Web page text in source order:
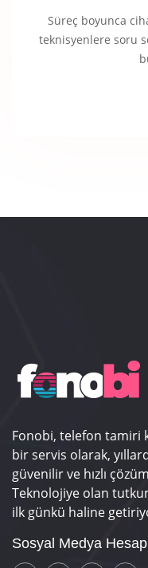
Süreç boyunca
teknisyenlere soru
Fonobi, telefon tamiri
bir servis olarak,
güvenilir ve hızlı
Teknolojiye olan
ilk günkü haline
Sosyal Medya